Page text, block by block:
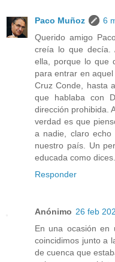
Paco Muñoz
6
Querido amigo
creía lo que decía.
ella, porque lo que
para entrar en
Cruz Conde, hasta
que hablaba con
dirección prohibida.
verdad es que
a nadie, claro echo
nuestro país. Un
educada como
Responder
Anónimo 26 feb
En una ocasión en
coincidimos junto a
de cuenca que